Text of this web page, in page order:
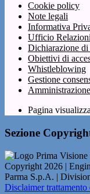
Cookie policy
Note legali
Informativa
Ufficio
Dichiarazione di
Obiettivi di
Whistleblowing
Gestione
Pagina
Sezione
Copyright 2026 |
Parma S.p.A. |
Disclaimer trattamento